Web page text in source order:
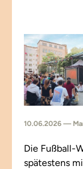
10.06.2026 —
Die Fußball-
spätestens